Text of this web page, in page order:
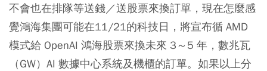
不會也在排隊等送錢／送股票來換訂單，現在怎麼感
覺鴻海集團可能在11/21的科技日，將宣布循 AMD
模式給 OpenAI 鴻海股票來換未來 3～5 年，數兆瓦
（GW）AI 數據中心系統及機櫃的訂單。如果以上分